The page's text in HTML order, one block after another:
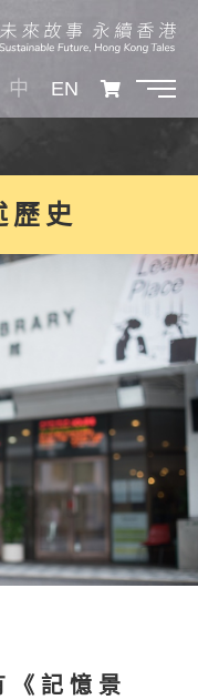
中 EN
歷史
《 記憶景